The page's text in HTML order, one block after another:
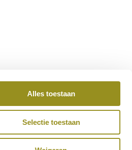
Alles toestaan
Selectie toestaan